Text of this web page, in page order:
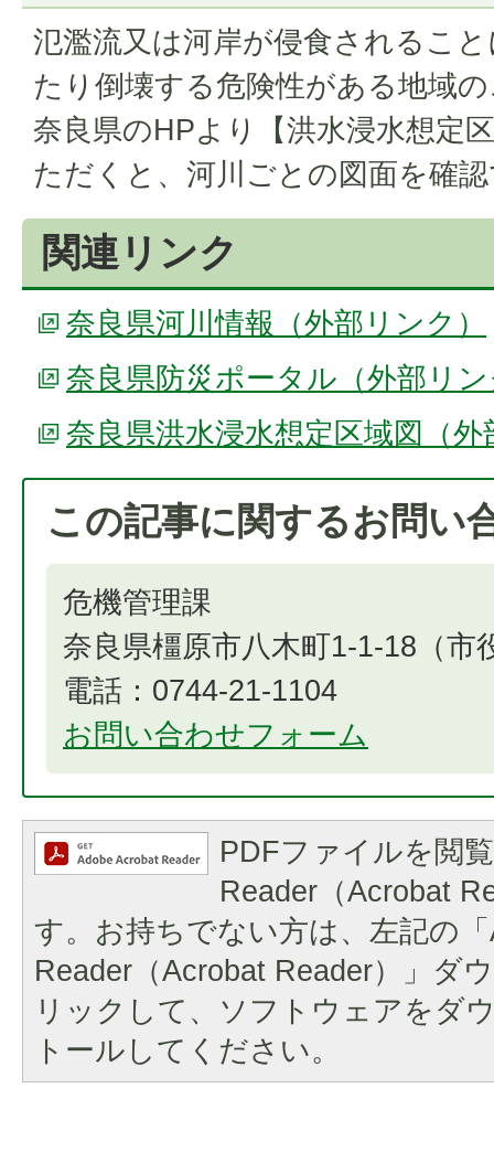
氾濫流又は河岸が侵食されるこ
たり倒壊する危険性がある地域
奈良県のHPより【洪水浸水想定
ただくと、河川ごとの図面を確
関連リンク
​​​​​​​奈良県河川情報（外部リンク）
奈良県防災ポータル（外部リ
奈良県洪水浸水想定区域図（
この記事に関するお問い
危機管理課
奈良県橿原市八木町1-1-18（市
電話：0744-21-1104
お問い合わせフォーム
PDFファイルを閲
Reader（Acrobat
す。お持ちでない方は、左記の
Reader（Acrobat Reader）」ダ
リックして、ソフトウェアをダ
トールしてください。